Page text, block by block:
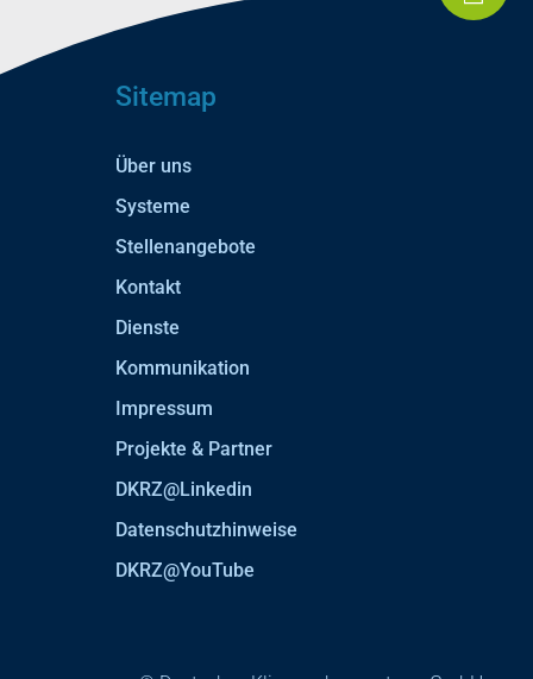
Sitemap
Über uns
Systeme
Stellenangebote
Kontakt
Dienste
Kommunikation
Impressum
Projekte & Partner
DKRZ@Linkedin
Datenschutzhinweise
DKRZ@YouTube